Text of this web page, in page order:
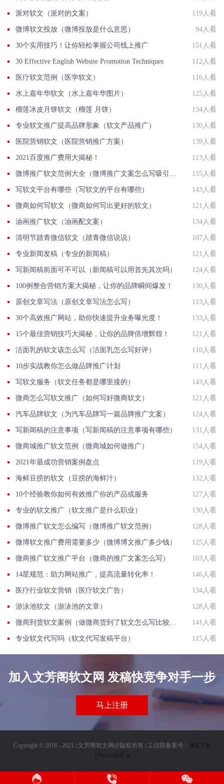
派对软文（派对的文案） 119人看
微博软文投放（微博投放是什么意思） 94人看
30个实用技巧！让你轻松掌握公司线上推广 151人看
30 Effective English Website Promotion Techniques 112人看
医疗软文范例（医学软文） 116人看
水上嘉年华软文（水上嘉年华图片） 125人看
榴莲冰皮月饼软文（榴莲 月饼） 134人看
专业软文推广提高品牌形象（软文产品推广） 130人看
医院营销软文（医院营销推广方案） 139人看
2021百度推广费用大揭秘！ 113人看
微博推广软文范例大全（微博推广文案怎么写吸引人） 155人看
写软文平台有哪些（写软文的平台有哪些） 143人看
微商如何写软文（微商如何写出更好的软文） 121人看
油画推广软文（油画配文案） 134人看
清明节踏青微信软文（踏青微信说说） 107人看
专业新闻发稿（专业的新闻稿） 121人看
写新闻稿前面可不可以（新闻稿可以用首先其次吗） 124人看
100例整合营销方案大揭秘，让你的品牌瞬间爆发！ 130人看
原创文章写法（原创文章写法怎么写） 113人看
30个高效推广网站，助你快速提升业务曝光度！ 133人看
15个最佳营销技巧大揭秘，让你的品牌倍增辉煌！ 121人看
洁面乳的软文该怎么写（洁面乳怎么写好评） 110人看
10步实战教你怎么做品牌推广计划 111人看
写软文服务（软文任务都是哪里接的） 143人看
微商怎么写软文推广（如何写好微商软文） 121人看
汽车品牌软文（为汽车品牌写一篇品牌推广文案） 124人看
写新闻稿的注意事项（写新闻稿的注意事项有哪些） 131人看
微商城推广软文范例（微商城如何做推广） 154人看
2021年最成功营销案例盘点 119人看
海鲜豆捞的软文（豆捞的海鲜汁） 132人看
10个经验教你如何有效推广你的产品或服务 127人看
专业的软文推广（软文推广是什么职业） 130人看
微博推广软文怎么编写（微博推广软文范例） 128人看
微博软文推广费用需要多少（微博博文推广多少钱） 125人看
微商推广软文推广平台（微商的推广文案怎么写） 103人看
14星规范：助力网站推广，提高流量转化率！ 146人看
医疗行业软文营销（医疗软文广告） 134人看
游泳池软文（游泳池的文章） 128人看
微商到货软文案例（做微商货到了软文怎么写比较好） 141人看
专业软文代写吗（软文代写发稿平台） 115人看
加入文芳阁软文网 发稿快竞争对手一步
马上注册
Copyright © 2018 - 2021 | 文芳阁软文网@版权所有 | 工信部备案号： 粤ICP备
17001166号-9